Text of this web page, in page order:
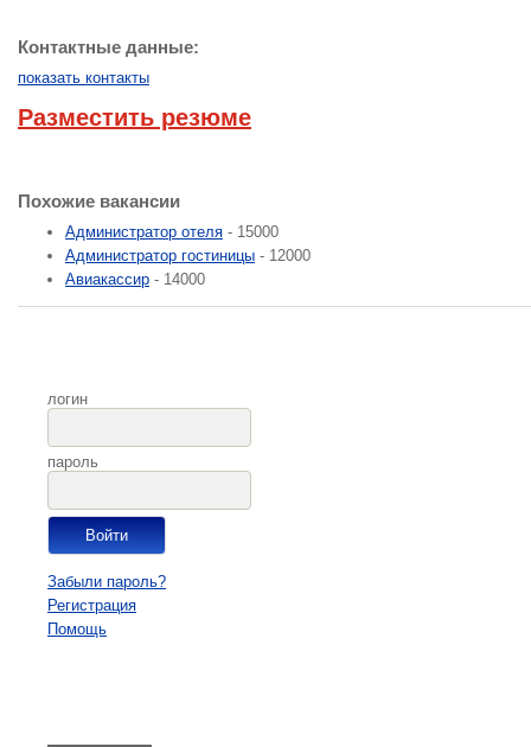
Контактные данные:
показать контакты
Разместить резюме
Похожие вакансии
Администратор отеля - 15000
Администратор гостиницы - 12000
Авиакассир - 14000
логин
пароль
Забыли пароль?
Регистрация
Помощь